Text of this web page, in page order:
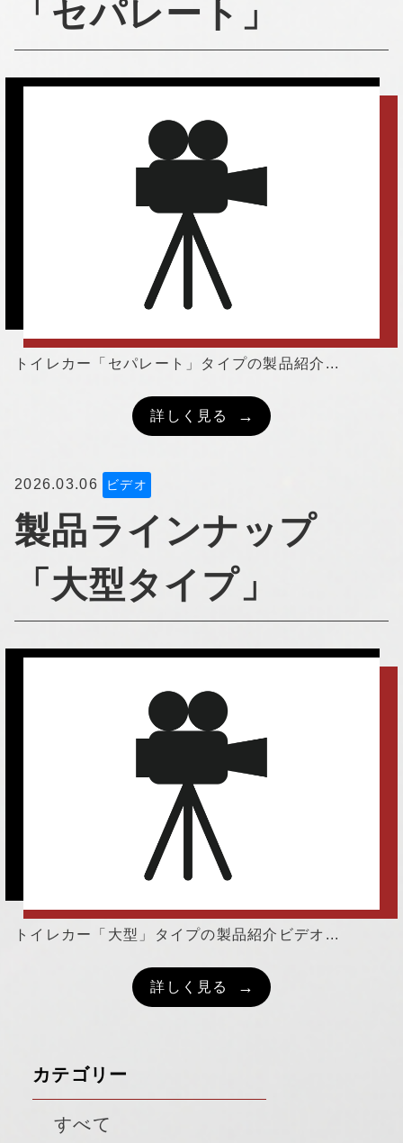
「セパレート」
トイレカー「セパレート」タイプの製品紹介...
詳しく見る
2026.03.06 ビデオ
製品ラインナップ
「大型タイプ」
トイレカー「大型」タイプの製品紹介ビデオ...
詳しく見る
カテゴリー
すべて